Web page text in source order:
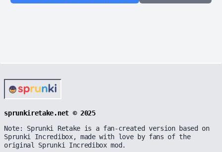
sprunkiretake.net © 2025
Note: Sprunki Retake is a fan-created version based on
Sprunki Incredibox, made with love by fans of the
original Sprunki Incredibox mod.